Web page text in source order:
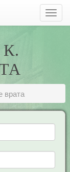
врата